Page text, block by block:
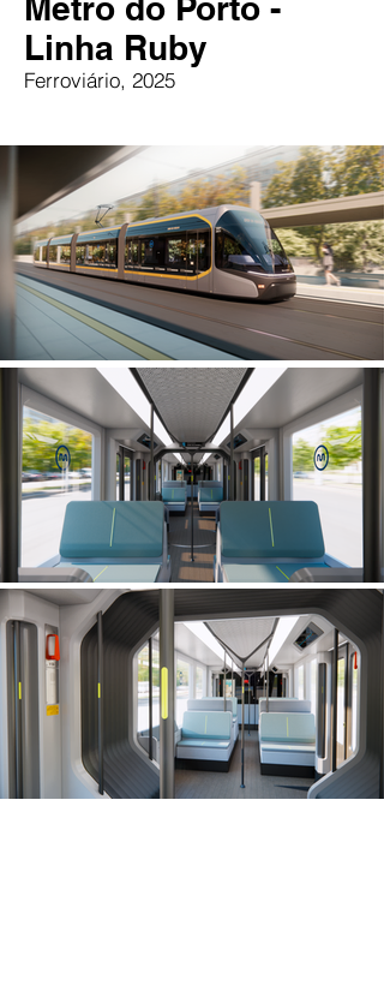
Linha Ruby
Ferroviário, 2025